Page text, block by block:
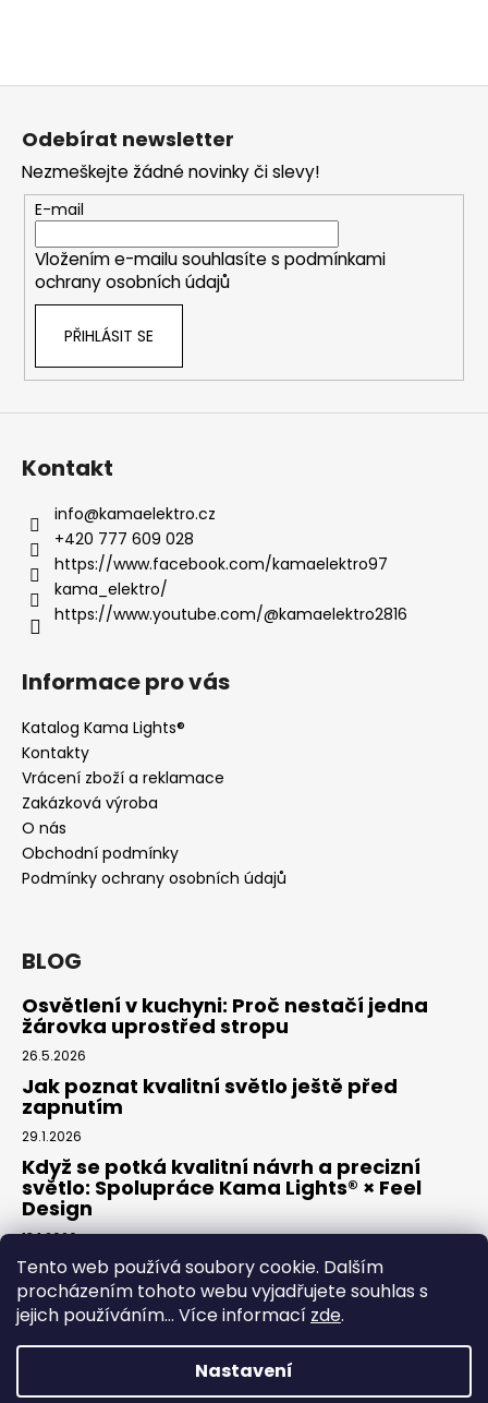
Tento web používá soubory cookie. Dalším
procházením tohoto webu vyjadřujete souhlas s
jejich používáním... Více informací zde.
Nastavení
Z
Odebírat newsletter
Nezmeškejte žádné novinky či slevy!
E-mail
Vložením e-mailu souhlasíte s podmínkami
ochrany osobních údajů
PŘIHLÁSIT SE
Kontakt
info@kamaelektro.cz
+420 777 609 028
https://www.facebook.com/kamaelektro97
kama_elektro/
https://www.youtube.com/@kamaelektro2816
Informace pro vás
Katalog Kama Lights®
Kontakty
Vrácení zboží a reklamace
Zakázková výroba
O nás
Obchodní podmínky
Podmínky ochrany osobních údajů
BLOG
Osvětlení v kuchyni: Proč nestačí jedna
žárovka uprostřed stropu
26.5.2026
Jak poznat kvalitní světlo ještě před
zapnutím
29.1.2026
Když se potká kvalitní návrh a precizní
světlo: Spolupráce Kama Lights® × Feel
Design
13.1.2026
Facebook